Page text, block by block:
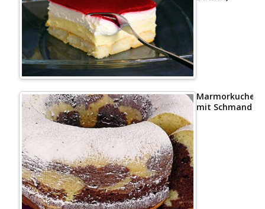
Marmorkuchen
mit Schmand